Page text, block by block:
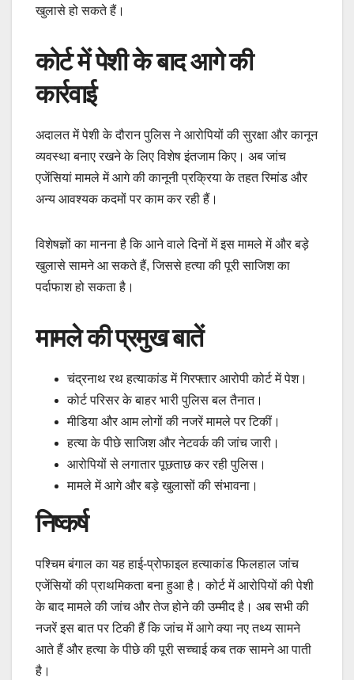
खुलासे हो सकते हैं।
कोर्ट में पेशी के बाद आगे की
कार्रवाई
अदालत में पेशी के दौरान पुलिस ने आरोपियों की सुरक्षा और कानून
व्यवस्था बनाए रखने के लिए विशेष इंतजाम किए। अब जांच
एजेंसियां मामले में आगे की कानूनी प्रक्रिया के तहत रिमांड और
अन्य आवश्यक कदमों पर काम कर रही हैं।
विशेषज्ञों का मानना है कि आने वाले दिनों में इस मामले में और बड़े
खुलासे सामने आ सकते हैं, जिससे हत्या की पूरी साजिश का
पर्दाफाश हो सकता है।
मामले की प्रमुख बातें
चंद्रनाथ रथ हत्याकांड में गिरफ्तार आरोपी कोर्ट में पेश।
कोर्ट परिसर के बाहर भारी पुलिस बल तैनात।
मीडिया और आम लोगों की नजरें मामले पर टिकीं।
हत्या के पीछे साजिश और नेटवर्क की जांच जारी।
आरोपियों से लगातार पूछताछ कर रही पुलिस।
मामले में आगे और बड़े खुलासों की संभावना।
निष्कर्ष
पश्चिम बंगाल का यह हाई-प्रोफाइल हत्याकांड फिलहाल जांच
एजेंसियों की प्राथमिकता बना हुआ है। कोर्ट में आरोपियों की पेशी
के बाद मामले की जांच और तेज होने की उम्मीद है। अब सभी की
नजरें इस बात पर टिकी हैं कि जांच में आगे क्या नए तथ्य सामने
आते हैं और हत्या के पीछे की पूरी सच्चाई कब तक सामने आ पाती
है।